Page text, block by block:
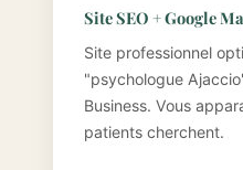
Site SEO + Google
Site professionnel
"psychologue
Business. Vous
patients cherchent.